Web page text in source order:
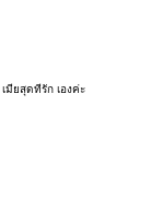
เมียสุดที่รัก เองค่ะ